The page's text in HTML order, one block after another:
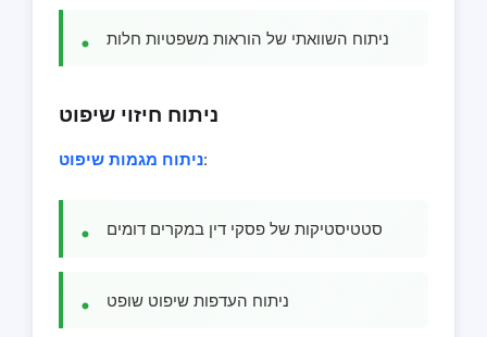
ניתוח השוואתי של הוראות משפטיות חלות
ניתוח חיזוי שיפוט
ניתוח מגמות שיפוט:
סטטיסטיקות של פסקי דין במקרים דומים
ניתוח העדפות שיפוט שופט